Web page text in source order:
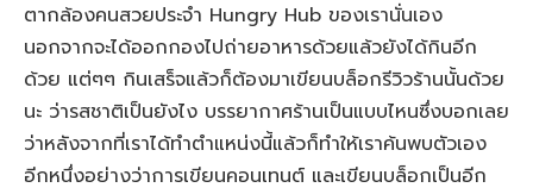
ตากล้องคนสวยประจำ Hungry Hub ของเรานั่นเอง
นอกจากจะได้ออกกองไปถ่ายอาหารด้วยแล้วยังได้กินอีก
ด้วย แต่ๆๆ กินเสร็จแล้วก็ต้องมาเขียนบล็อกรีวิวร้านนั้นด้วย
นะ ว่ารสชาติเป็นยังไง บรรยากาศร้านเป็นแบบไหนซึ่งบอกเลย
ว่าหลังจากที่เราได้ทำตำแหน่งนี้แล้วก็ทำให้เราค้นพบตัวเอง
อีกหนึ่งอย่างว่าการเขียนคอนเทนต์ และเขียนบล็อกเป็นอีก